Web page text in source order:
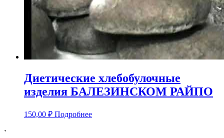
Диетические хлебобулочные
изделия БАЛЕЗИНСКОМ РАЙПО
150,00 ₽ Подробнее
`